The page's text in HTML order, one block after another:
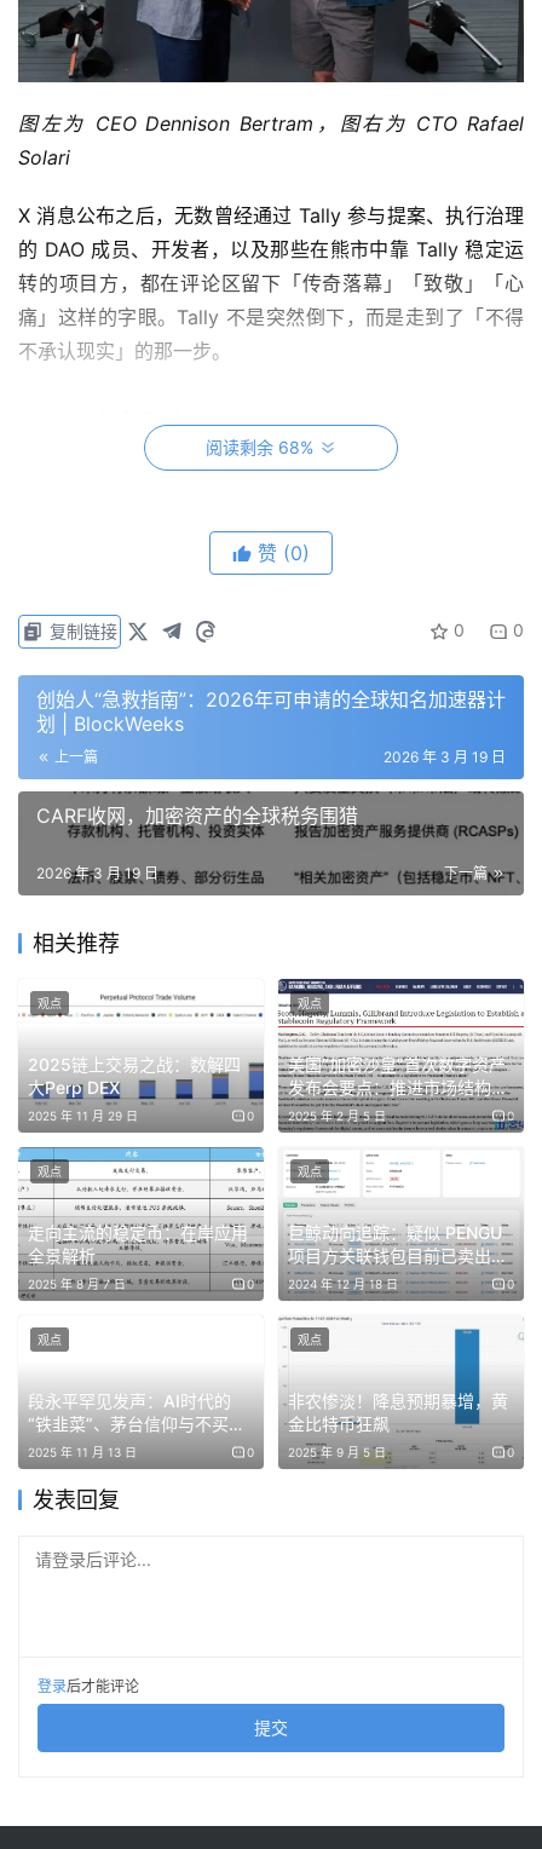
图左为 CEO Dennison Bertram，图右为 CTO Rafael
Solari
X 消息公布之后，无数曾经通过 Tally 参与提案、执行治理
的 DAO 成员、开发者，以及那些在熊市中靠 Tally 稳定运
转的项目方，都在评论区留下「传奇落幕」「致敬」「心
痛」这样的字眼。Tally 不是突然倒下，而是走到了「不得
不承认现实」的那一步。
为什么会走到这一步？
在，还不存在 VC 支持的、专注于去中心化协议治理工具的
Tally 从创立之初就押注了一个特定未来——以太坊「无限
花园」愿景：成千上万个去中心化协议、数百万活跃参与
者、大规模运转的健壮治理系统。他们相信，加密世界会需
要一套复杂而精密的协调与治理基础设施，就像传统互联网
需要 Slack、Notion 和 Airtable 一样。
现实却给了他们一记重拳。
过去几年，加密行业确实跑出了巨型成功案例，但产品市场
契合点几乎全集中在支付和投机两大赛道。消费者应用、协
议社区、真正需要重度治理的组织生态，并没有以支撑一家
花了整整五年时间为 DAO 摇旗呐喊，可当市场没有给到足
够养分时，再坚定的信念也扛不住现实。
公告里写得很清楚：「你必须接受世界本来的样子，而不是
你希望它成为的样子。」这句话，说得既残酷又清醒。治理
工具赛道还没等到它的时代，Tally 选择主动止损，而不是
硬撑着卖代币、许下无法兑现的承诺。这份克制，在当下浮
躁的加密市场里，显得格外珍贵。
看看那些还在准备兜售代币的部分项目方，仍在努力收割最
后一丝流动性的时候，更显得非常讽刺。
但关停不等于失败。恰恰相反，Tally 留下的成绩单，足够
让整个行业记住他们。
五年时间里，通过 Tally 基础设施流转的支付总额超过 10
亿美元；他们帮助运营的系统保护了超过 800 亿美元的价
自我治理；数千万个代币持有者地址在这里投下过提案票。
在加密世界里，这几乎是奇迹。DDoS 攻击、、持续的基础
设施压力、Gensler 时代监管的灰色地带……Tally 扛过了所
有该扛的考验，还顺手保护了整个生态。无论是顶级 DeFi
户。Tally 用实际行动证明：去中心化治理在规模化层面，
阅读剩余 68%
赞 (0)
0 0
复制链接
创始人“急救指南”：2026年可申请的全球知名加速器计
划 | BlockWeeks
上一篇 2026 年 3 月 19 日
CARF收网，加密资产的全球税务围猎
下一篇
2026 年 3 月 19 日
相关推荐
2025链上交易之战：数解四
大Perp DEX
2025 年 11 月 29 日 0
观点
美国“加密沙皇”首次数字资产
发布会要点：推进市场结构与
稳定币法案，正在评估比特币
储备
2025 年 2 月 5 日 0
观点
走向主流的稳定币：在岸应用
全景解析
2025 年 8 月 7 日 0
观点
巨鲸动向追踪：疑似 PENGU
项目方关联钱包目前已卖出
1.76 亿枚代币
2024 年 12 月 18 日 0
观点
段永平罕见发声：AI时代的
“铁韭菜”、茅台信仰与不买通
用电气的底层逻辑
2025 年 11 月 13 日 0
观点
非农惨淡！降息预期暴增，黄
金比特币狂飙
2025 年 9 月 5 日 0
观点
发表回复
请登录后评论...
登录后才能评论
提交